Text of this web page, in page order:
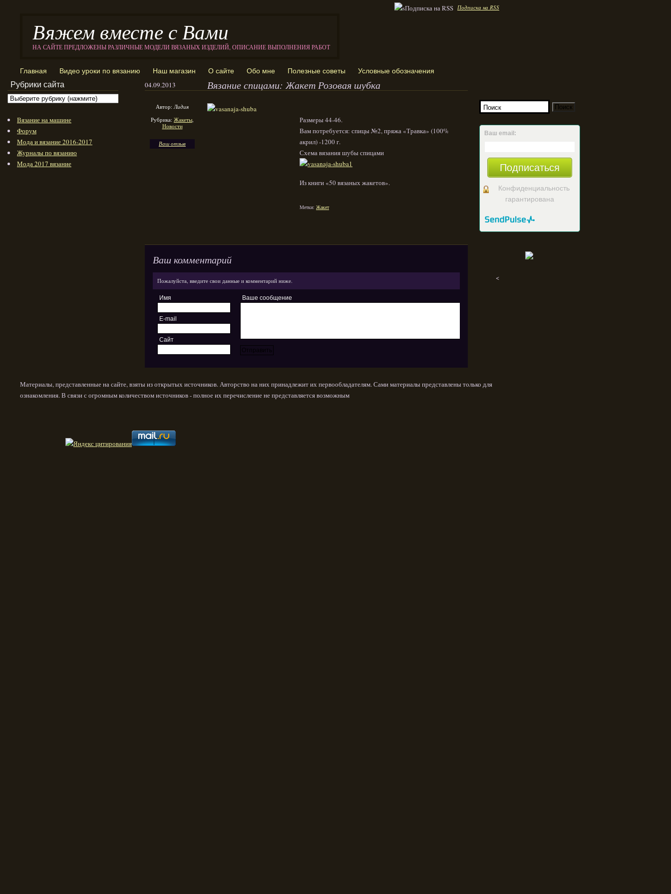
Подписка на RSS
Вяжем вместе с Вами
НА САЙТЕ ПРЕДЛОЖЕНЫ РАЗЛИЧНЫЕ МОДЕЛИ ВЯЗАНЫХ ИЗДЕЛИЙ, ОПИСАНИЕ ВЫПОЛНЕНИЯ РАБОТ
Главная Видео уроки по вязанию Наш магазин О сайте Обо мне Полезные советы Условные обозначения
04.09.2013 Вязание спицами: Жакет Розовая шубка
Автор:Лидия
Рубрика: Жакеты,
Новости
Ваш отзыв
Размеры 44-46.
Вам потребуется: спицы №2, пряжа «Травка» (100%
акрил) -1200 г.
Схема вязания шубы спицами
Из книги «50 вязаных жакетов».
Метки: Жакет
Ваш комментарий
Пожалуйста, введите свои данные и комментарий ниже.
Имя
E-mail
Сайт
Ваше сообщение
Ваш email:
Подписаться
Конфиденциальность
гарантирована
<
Рубрики сайта
Вязание на машине
Форум
Мода и вязание 2016-2017
Журналы по вязанию
Мода 2017 вязание
Материалы, представленные на сайте, взяты из открытых источников. Авторство на них принадлежит их первообладателям. Сами материалы представлены только для
ознакомления. В связи с огромным количеством источников - полное их перечисление не представляется возможным